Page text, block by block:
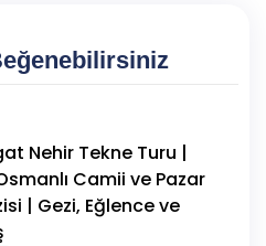
Nehir Tekne Turu |
Camii ve Pazar
| Gezi, Eğlence ve